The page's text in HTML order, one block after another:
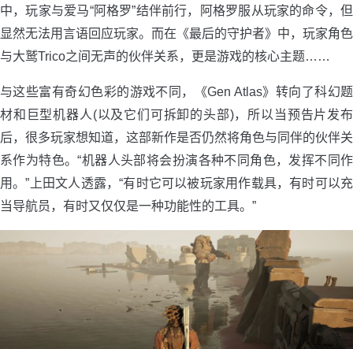
中，玩家与爱马“阿格罗”结伴前行，阿格罗服从玩家的命令，但
显然无法用言语回应玩家。而在《最后的守护者》中，玩家角色
与大鹫Trico之间无声的伙伴关系，更是游戏的核心主题……
与这些富有奇幻色彩的游戏不同，《Gen Atlas》转向了科幻题
材和巨型机器人(以及它们可拆卸的头部)，所以当预告片发布
后，很多玩家想知道，这部新作是否仍然将角色与同伴的伙伴关
系作为特色。“机器人头部将会扮演各种不同角色，发挥不同作
用。”上田文人透露，“有时它可以被玩家用作载具，有时可以充
当导航员，有时又仅仅是一种功能性的工具。”